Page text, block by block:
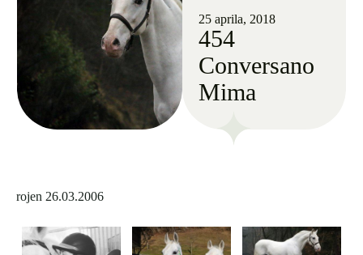
25 aprila, 2018
454
Conversano
Mima
rojen 26.03.2006